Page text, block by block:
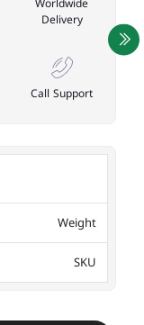
Delivery
Call Support
Weight
SKU